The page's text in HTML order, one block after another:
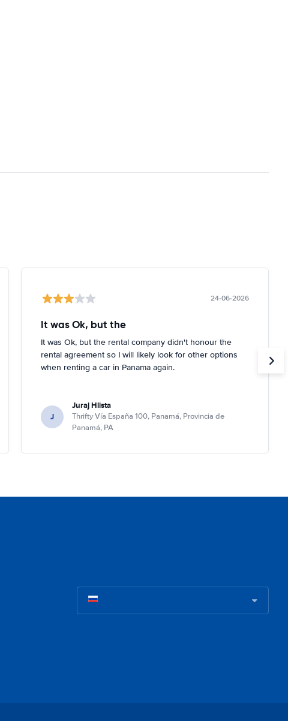
24-06-2026
It was Ok, but the
It was Ok, but the rental company didn't honour the
rental agreement so I will likely look for other options
when renting a car in Panama again.
J
Juraj Hlista
Thrifty Vía España 100, Panamá, Provincia de
Panamá, PA